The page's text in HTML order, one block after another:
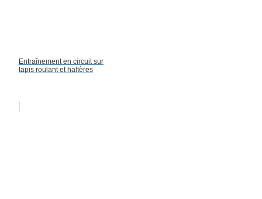
Entraînement en circuit sur
tapis roulant et haltères